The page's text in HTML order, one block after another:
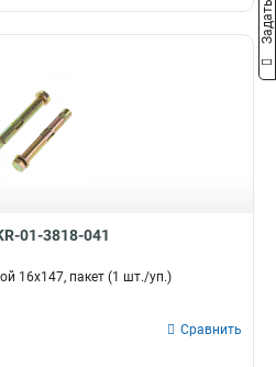
01-3818-041
16х147, пакет (1 шт./уп.)
Сравнить